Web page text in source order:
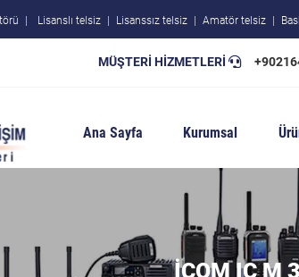
Lisanslı telsiz Lisanssız telsiz Amatör telsiz
MÜŞTERİ HİZMETLERİ
Ana Sayfa Kurumsal
İCOM IC M